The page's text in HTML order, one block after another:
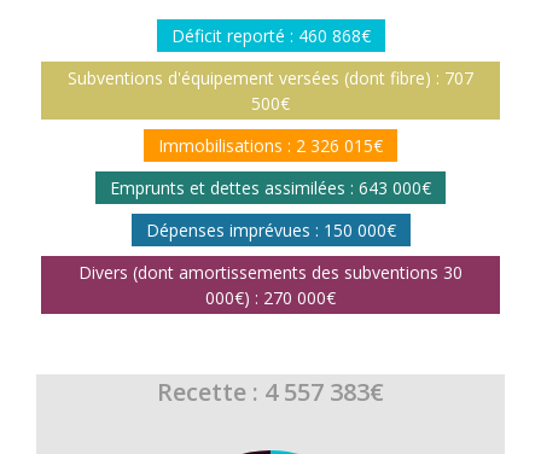
Déficit reporté : 460 868€
Subventions d'équipement versées (dont fibre) : 707
500€
Immobilisations : 2 326 015€
Emprunts et dettes assimilées : 643 000€
Dépenses imprévues : 150 000€
Divers (dont amortissements des subventions 30
000€) : 270 000€
Recette : 4 557 383€